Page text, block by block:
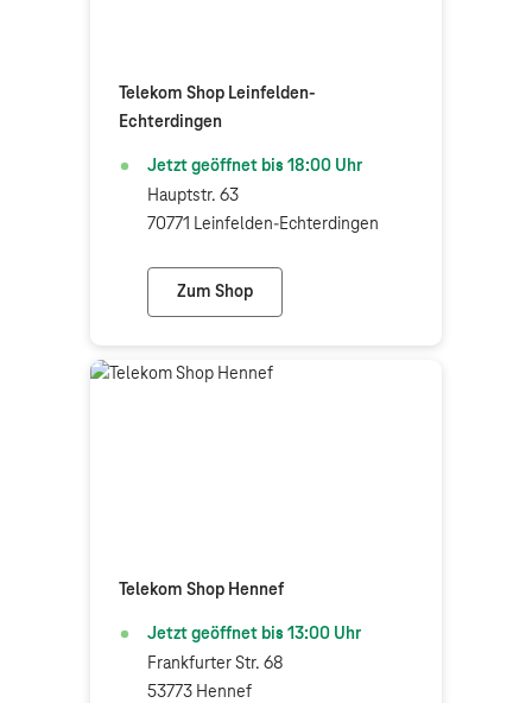
Telekom Shop Leinfelden-
Echterdingen
Jetzt geöffnet bis 18:00 Uhr
Hauptstr. 63
70771 Leinfelden-Echterdingen
Zum Shop
Telekom Shop Leinfelden-Echterdingen
Telekom Shop Hennef
Jetzt geöffnet bis 13:00 Uhr
Frankfurter Str. 68
53773 Hennef